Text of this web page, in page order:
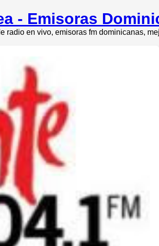
- Emisoras
radio en vivo, emisoras fm dominicanas,